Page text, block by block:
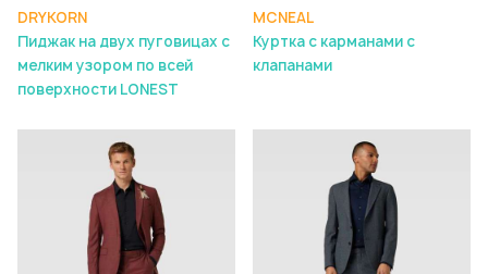
DRYKORN
Пиджак на двух пуговицах с
мелким узором по всей
поверхности LONEST
MCNEAL
Куртка с карманами с
клапанами